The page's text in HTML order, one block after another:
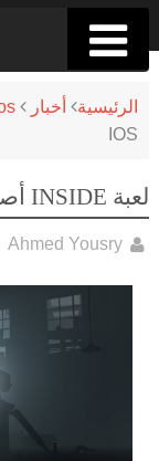
الرئيسية أخبار
IOS
لعبة INSIDE أصبحت الأن متوفرة على IOS
Ahmed Yousry